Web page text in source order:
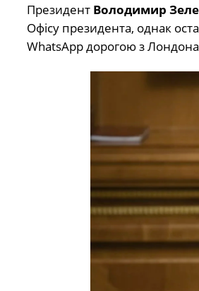
Президент Володимир
Офісу президента, однак
WhatsApp дорогою з